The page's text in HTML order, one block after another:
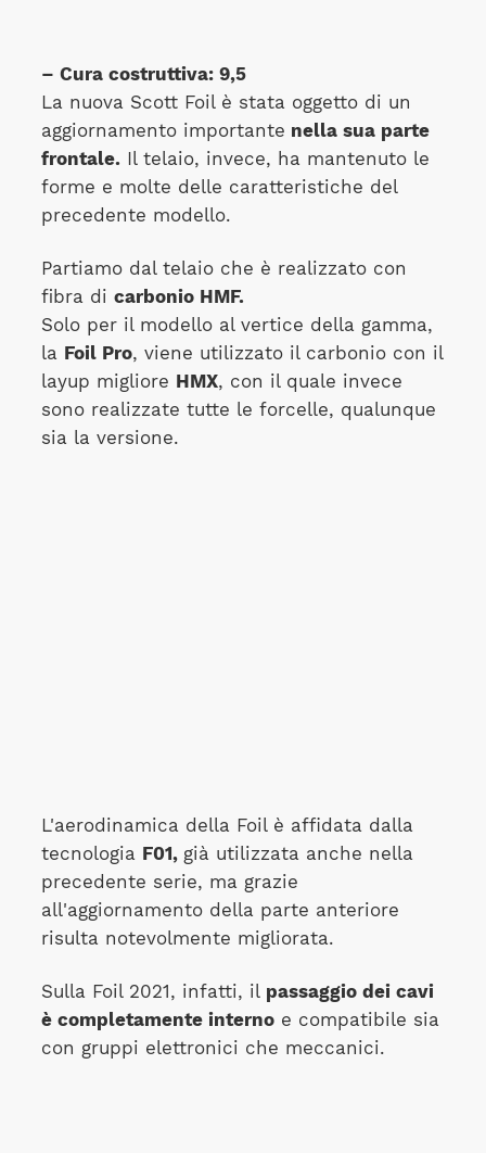
– Cura costruttiva: 9,5
La nuova Scott Foil è stata oggetto di un
aggiornamento importante nella sua parte
frontale.Il telaio, invece, ha mantenuto le
forme e molte delle caratteristiche del
precedente modello.
Partiamo dal telaio che è realizzato con
fibra di carbonio HMF.
Solo per il modello al vertice della gamma,
la Foil Pro, viene utilizzato il carbonio con il
layup migliore HMX, con il quale invece
sono realizzate tutte le forcelle, qualunque
sia la versione.
L'aerodinamica della Foil è affidata dalla
tecnologia F01, già utilizzata anche nella
precedente serie, ma grazie
all'aggiornamento della parte anteriore
risulta notevolmente migliorata.
Sulla Foil 2021, infatti, il passaggio dei cavi
è completamente internoe compatibile sia
con gruppi elettronici che meccanici.